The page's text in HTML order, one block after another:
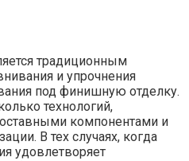
традиционным
и упрочнения
под финишную отделку.
технологий,
компонентами и
В тех случаях, когда
удовлетворяет